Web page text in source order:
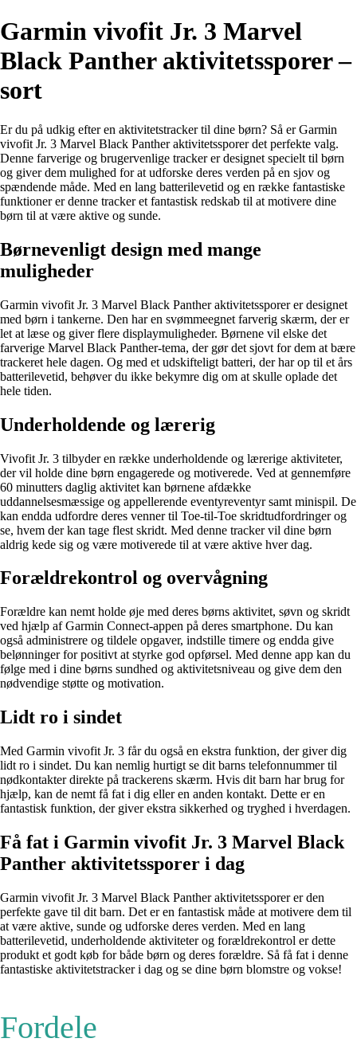
Garmin vivofit Jr. 3 Marvel
Black Panther aktivitetssporer –
sort
Er du på udkig efter en aktivitetstracker til dine børn? Så er Garmin
vivofit Jr. 3 Marvel Black Panther aktivitetssporer det perfekte valg.
Denne farverige og brugervenlige tracker er designet specielt til børn
og giver dem mulighed for at udforske deres verden på en sjov og
spændende måde. Med en lang batterilevetid og en række fantastiske
funktioner er denne tracker et fantastisk redskab til at motivere dine
børn til at være aktive og sunde.
Børnevenligt design med mange
muligheder
Garmin vivofit Jr. 3 Marvel Black Panther aktivitetssporer er designet
med børn i tankerne. Den har en svømmeegnet farverig skærm, der er
let at læse og giver flere displaymuligheder. Børnene vil elske det
farverige Marvel Black Panther-tema, der gør det sjovt for dem at bære
trackeret hele dagen. Og med et udskifteligt batteri, der har op til et års
batterilevetid, behøver du ikke bekymre dig om at skulle oplade det
hele tiden.
Underholdende og lærerig
Vivofit Jr. 3 tilbyder en række underholdende og lærerige aktiviteter,
der vil holde dine børn engagerede og motiverede. Ved at gennemføre
60 minutters daglig aktivitet kan børnene afdække
uddannelsesmæssige og appellerende eventyreventyr samt minispil. De
kan endda udfordre deres venner til Toe-til-Toe skridtudfordringer og
se, hvem der kan tage flest skridt. Med denne tracker vil dine børn
aldrig kede sig og være motiverede til at være aktive hver dag.
Forældrekontrol og overvågning
Forældre kan nemt holde øje med deres børns aktivitet, søvn og skridt
ved hjælp af Garmin Connect-appen på deres smartphone. Du kan
også administrere og tildele opgaver, indstille timere og endda give
belønninger for positivt at styrke god opførsel. Med denne app kan du
følge med i dine børns sundhed og aktivitetsniveau og give dem den
nødvendige støtte og motivation.
Lidt ro i sindet
Med Garmin vivofit Jr. 3 får du også en ekstra funktion, der giver dig
lidt ro i sindet. Du kan nemlig hurtigt se dit barns telefonnummer til
nødkontakter direkte på trackerens skærm. Hvis dit barn har brug for
hjælp, kan de nemt få fat i dig eller en anden kontakt. Dette er en
fantastisk funktion, der giver ekstra sikkerhed og tryghed i hverdagen.
Få fat i Garmin vivofit Jr. 3 Marvel Black
Panther aktivitetssporer i dag
Garmin vivofit Jr. 3 Marvel Black Panther aktivitetssporer er den
perfekte gave til dit barn. Det er en fantastisk måde at motivere dem til
at være aktive, sunde og udforske deres verden. Med en lang
batterilevetid, underholdende aktiviteter og forældrekontrol er dette
produkt et godt køb for både børn og deres forældre. Så få fat i denne
fantastiske aktivitetstracker i dag og se dine børn blomstre og vokse!
Fordele